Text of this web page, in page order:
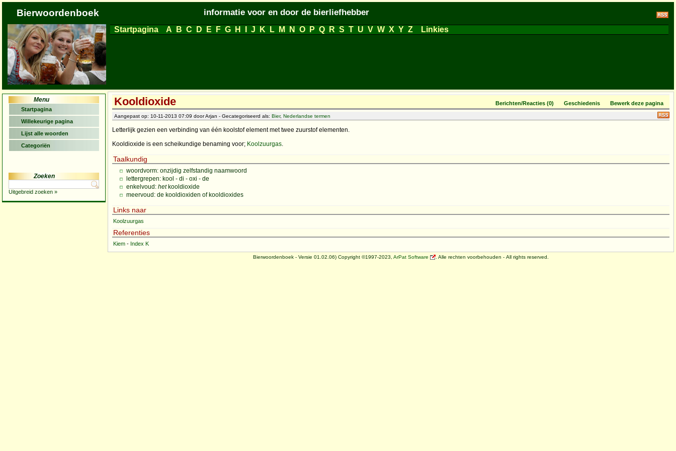
Bierwoordenboek informatie voor en door de bierliefhebber
Startpagina A B C D E F G H J K L M N O P Q R S T U V W X Y Z Linkies
Menu
Startpagina
Willekeurige pagina
Lijst alle woorden
Categoriën
Zoeken
Uitgebreid zoeken »
Berichten/Reacties (0) Geschiedenis Bewerk deze pagina
Kooldioxide
Aangepast op: 10-11-2013 07:09 door Arjan - Gecategoriseerd als: Bier, Nederlandse termen
Letterlijk gezien een verbinding van één koolstof element met twee zuurstof elementen.
Kooldioxide is een scheikundige benaming voor; Koolzuurgas.
Taalkundig
woordvorm: onzijdig zelfstandig naamwoord
lettergrepen: kool - di - oxi - de
enkelvoud: hetkooldioxide
meervoud: de kooldioxiden of kooldioxides
Links naar
Koolzuurgas
Referenties
Kiem - Index K
Bierwoordenboek - Versie 01.02.06) Copyright ©1997-2023, ArPat Software . Alle rechten voorbehouden - All rights reserved.